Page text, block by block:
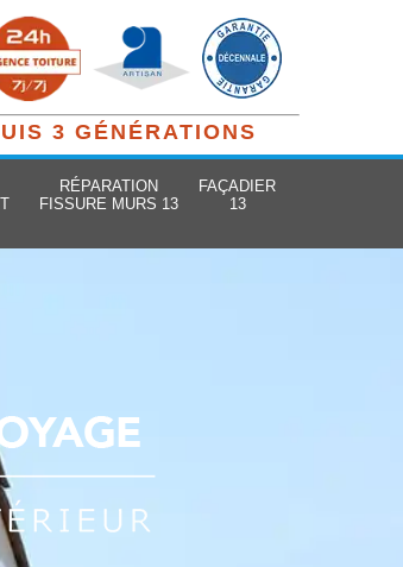
3 GÉNÉRATIONS
RÉPARATION
FISSURE MURS 13
FAÇADIER
13